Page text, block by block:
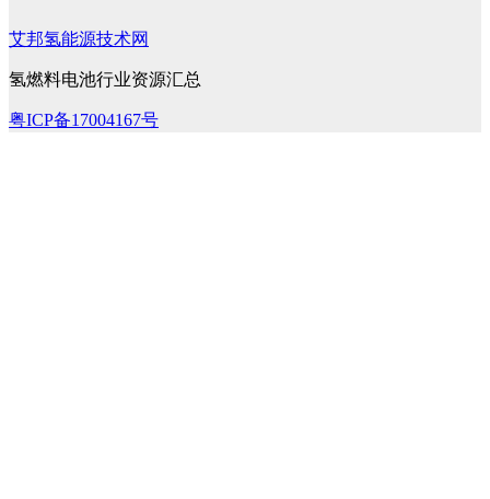
艾邦氢能源技术网
氢燃料电池行业资源汇总
粤ICP备17004167号